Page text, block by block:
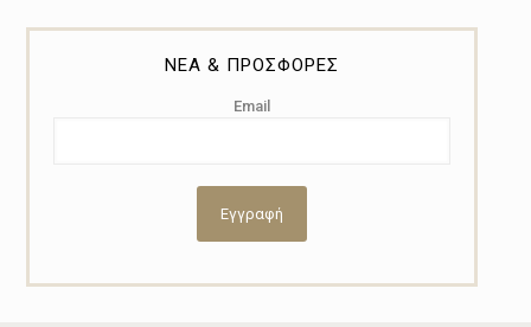
ΝΕΑ & ΠΡΟΣΦΟΡΕΣ
Email